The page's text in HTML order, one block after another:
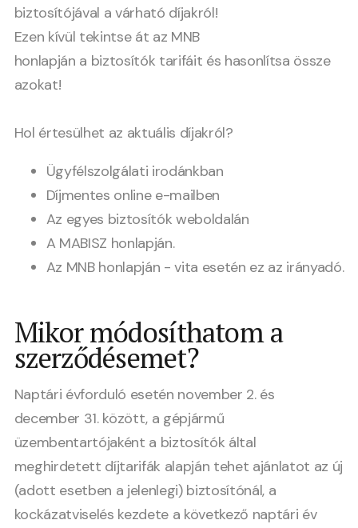
biztosítójával a várható díjakról!
Ezen kívül tekintse át az MNB
honlapján a biztosítók tarifáit és hasonlítsa össze
azokat!
Hol értesülhet az aktuális díjakról?
Ügyfélszolgálati irodánkban
Díjmentes online e-mailben
Az egyes biztosítók weboldalán
A MABISZ honlapján.
Az MNB honlapján - vita esetén ez az irányadó.
Mikor módosíthatom a
szerződésemet?
Naptári évforduló esetén november 2. és
december 31. között, a gépjármű
üzembentartójaként a biztosítók által
meghirdetett díjtarifák alapján tehet ajánlatot az új
(adott esetben a jelenlegi) biztosítónál, a
kockázatviselés kezdete a következő naptári év